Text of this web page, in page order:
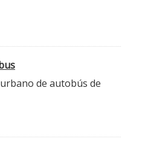
de autobús de